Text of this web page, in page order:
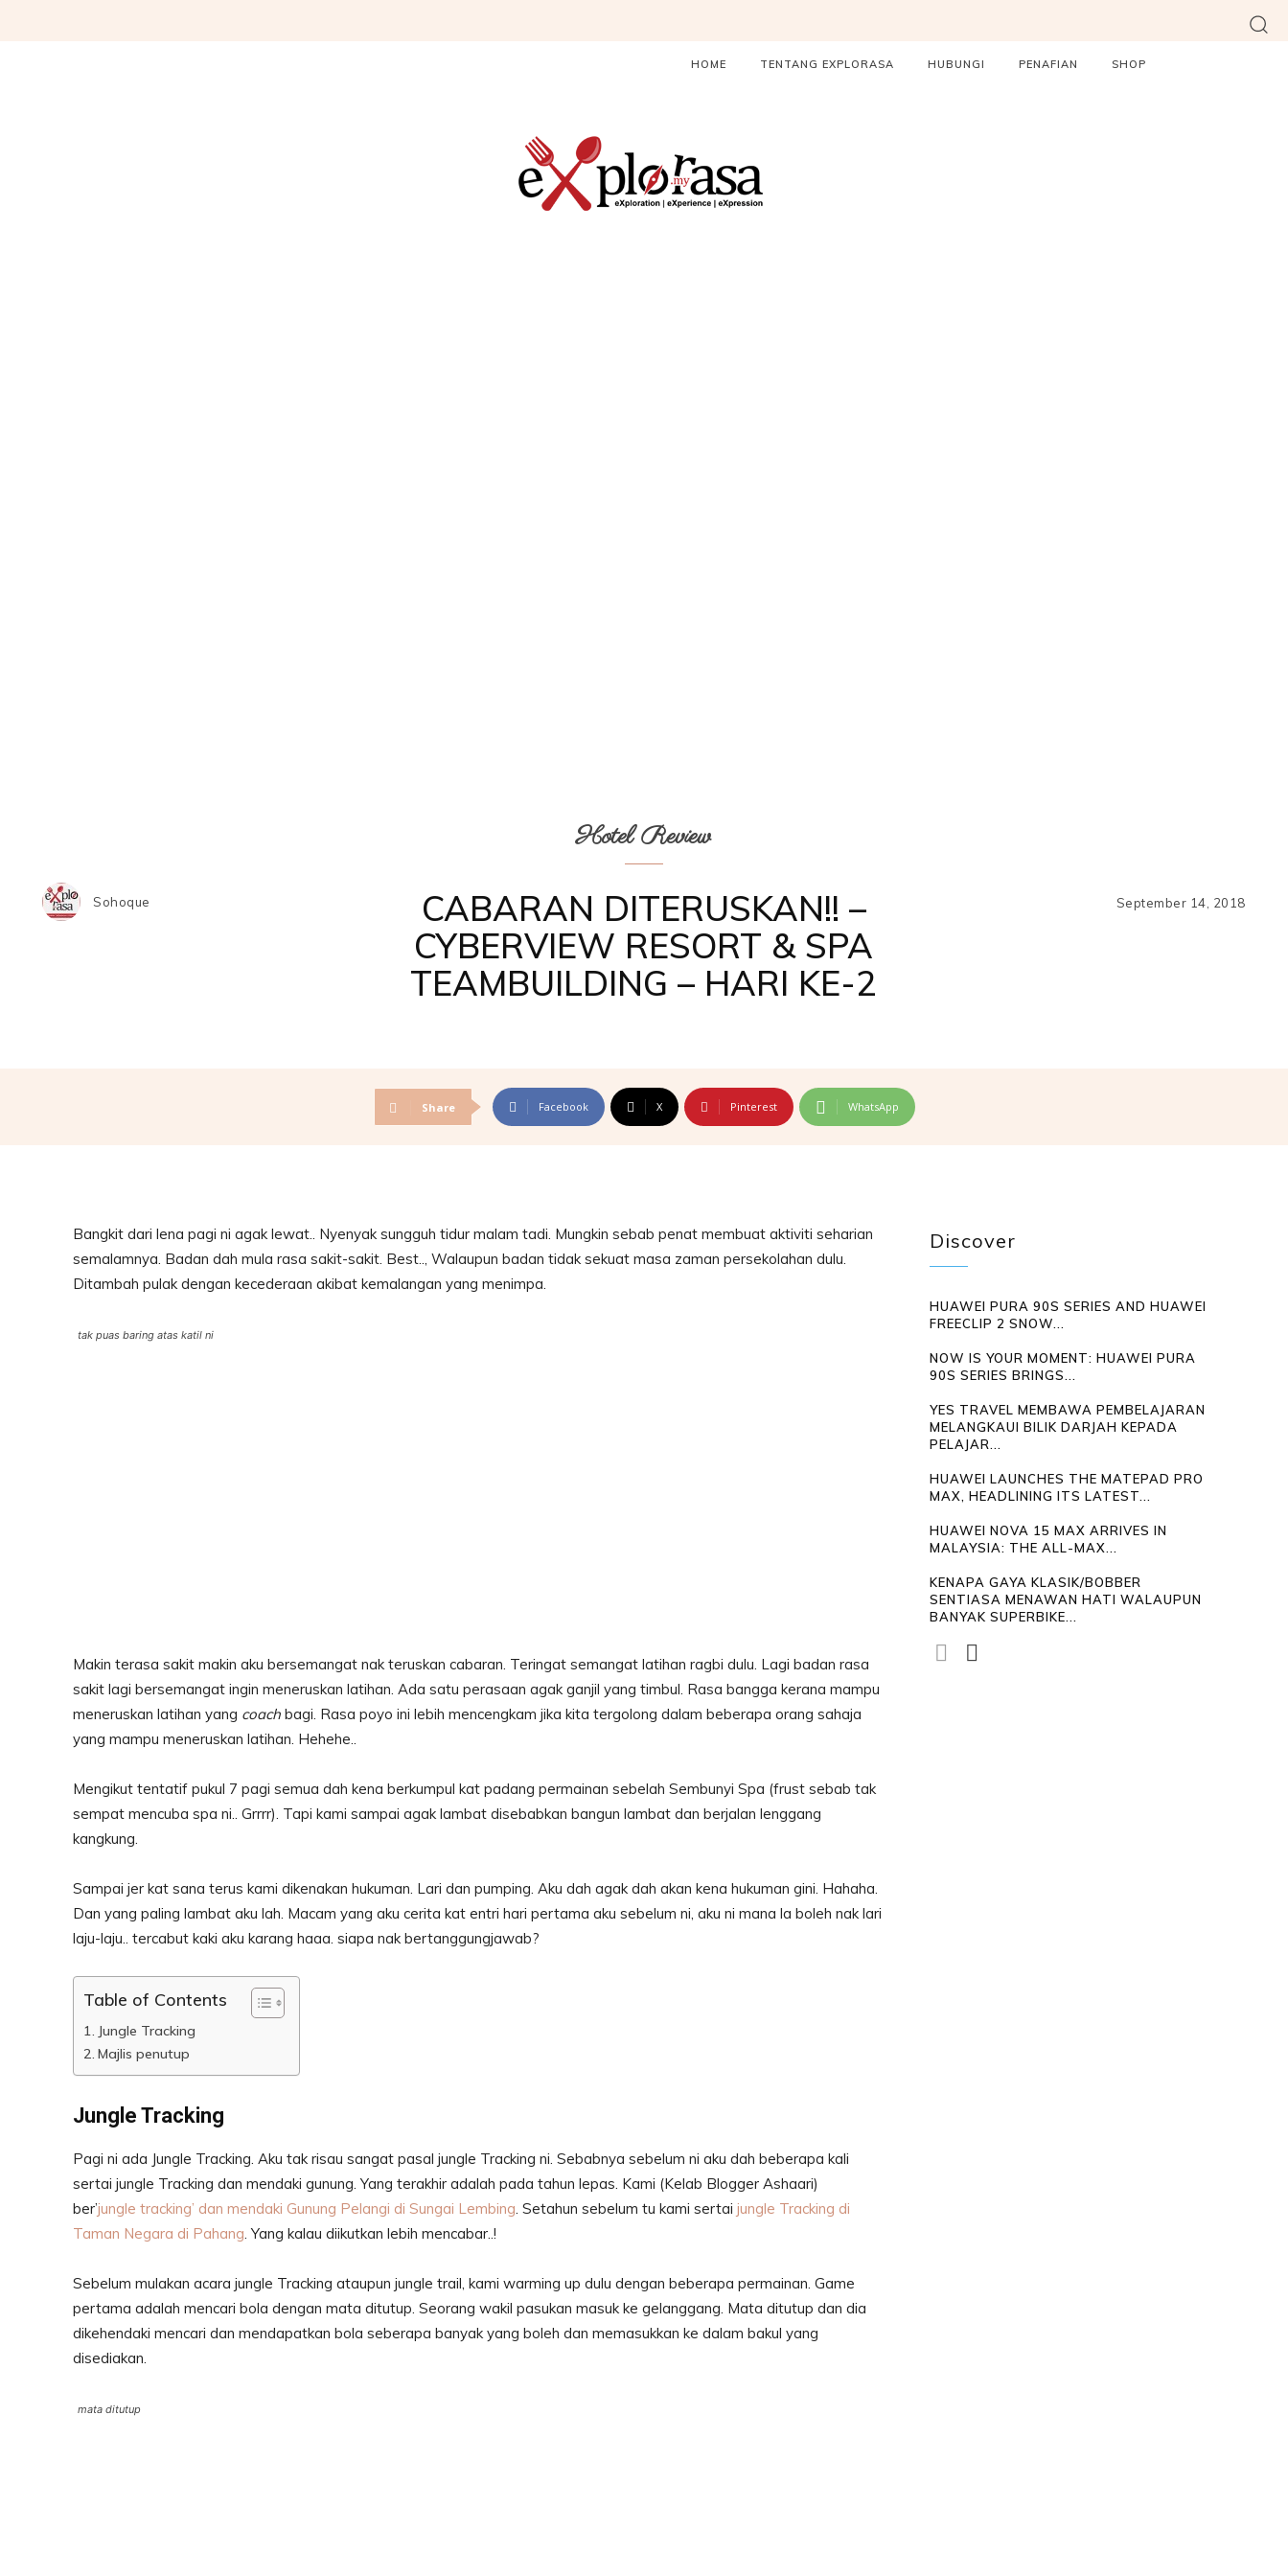
HOME TENTANG EXPLORASA HUBUNGI PENAFIAN SHOP
Sohoque
Hotel Review
CABARAN DITERUSKAN!! –
CYBERVIEW RESORT & SPA
TEAMBUILDING – HARI KE-2
September 14, 2018
Share Facebook X Pinterest WhatsApp
Bangkit dari lena pagi ni agak lewat.. Nyenyak sungguh tidur malam tadi. Mungkin sebab penat membuat aktiviti seharian
semalamnya. Badan dah mula rasa sakit-sakit. Best.., Walaupun badan tidak sekuat masa zaman persekolahan dulu.
Ditambah pulak dengan kecederaan akibat kemalangan yang menimpa.
tak puas baring atas katil ni
Makin terasa sakit makin aku bersemangat nak teruskan cabaran. Teringat semangat latihan ragbi dulu. Lagi badan rasa
sakit lagi bersemangat ingin meneruskan latihan. Ada satu perasaan agak ganjil yang timbul. Rasa bangga kerana mampu
meneruskan latihan yang coach bagi. Rasa poyo ini lebih mencengkam jika kita tergolong dalam beberapa orang sahaja
yang mampu meneruskan latihan. Hehehe..
Mengikut tentatif pukul 7 pagi semua dah kena berkumpul kat padang permainan sebelah Sembunyi Spa (frust sebab tak
sempat mencuba spa ni.. Grrrr). Tapi kami sampai agak lambat disebabkan bangun lambat dan berjalan lenggang
kangkung.
Sampai jer kat sana terus kami dikenakan hukuman. Lari dan pumping. Aku dah agak dah akan kena hukuman gini. Hahaha.
Dan yang paling lambat aku lah. Macam yang aku cerita kat entri hari pertama aku sebelum ni, aku ni mana la boleh nak lari
laju-laju.. tercabut kaki aku karang haaa. siapa nak bertanggungjawab?
Table of Contents
Jungle Tracking
Majlis penutup
Jungle Tracking
Pagi ni ada Jungle Tracking. Aku tak risau sangat pasal jungle Tracking ni. Sebabnya sebelum ni aku dah beberapa kali
sertai jungle Tracking dan mendaki gunung. Yang terakhir adalah pada tahun lepas. Kami (Kelab Blogger Ashaari)
ber’jungle tracking’ dan mendaki Gunung Pelangi di Sungai Lembing. Setahun sebelum tu kami sertai jungle Tracking di
Taman Negara di Pahang. Yang kalau diikutkan lebih mencabar..!
Sebelum mulakan acara jungle Tracking ataupun jungle trail, kami warming up dulu dengan beberapa permainan. Game
pertama adalah mencari bola dengan mata ditutup. Seorang wakil pasukan masuk ke gelanggang. Mata ditutup dan dia
dikehendaki mencari dan mendapatkan bola seberapa banyak yang boleh dan memasukkan ke dalam bakul yang
disediakan.
mata ditutup
Discover
HUAWEI PURA 90S SERIES AND HUAWEI
FREECLIP 2 SNOW...
NOW IS YOUR MOMENT: HUAWEI PURA
90S SERIES BRINGS...
YES TRAVEL MEMBAWA PEMBELAJARAN
MELANGKAUI BILIK DARJAH KEPADA
PELAJAR...
HUAWEI LAUNCHES THE MATEPAD PRO
MAX, HEADLINING ITS LATEST...
HUAWEI NOVA 15 MAX ARRIVES IN
MALAYSIA: THE ALL-MAX...
KENAPA GAYA KLASIK/BOBBER
SENTIASA MENAWAN HATI WALAUPUN
BANYAK SUPERBIKE...